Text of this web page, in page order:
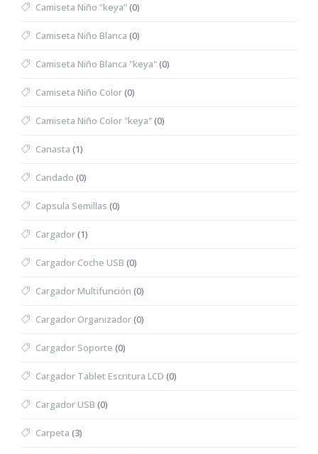
Camiseta Niño "keya"(0)
Camiseta Niño Blanca (0)
Camiseta Niño Blanca "keya"(0)
Camiseta Niño Color(0)
Camiseta Niño Color "keya"(0)
Canasta (1)
Candado (0)
Capsula Semillas (0)
Cargador(1)
Cargador Coche USB (0)
Cargador Multifunción (0)
Cargador Organizador(0)
Cargador Soporte (0)
Cargador Tablet Escritura LCD (0)
Cargador USB (0)
Carpeta (3)